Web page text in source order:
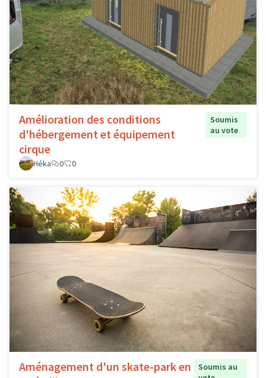
Amélioration des conditions
d'hébergement et équipement
cirque
Soumis
au vote
Héka 0 0
Aménagement d'un skate-park en
Soumis au